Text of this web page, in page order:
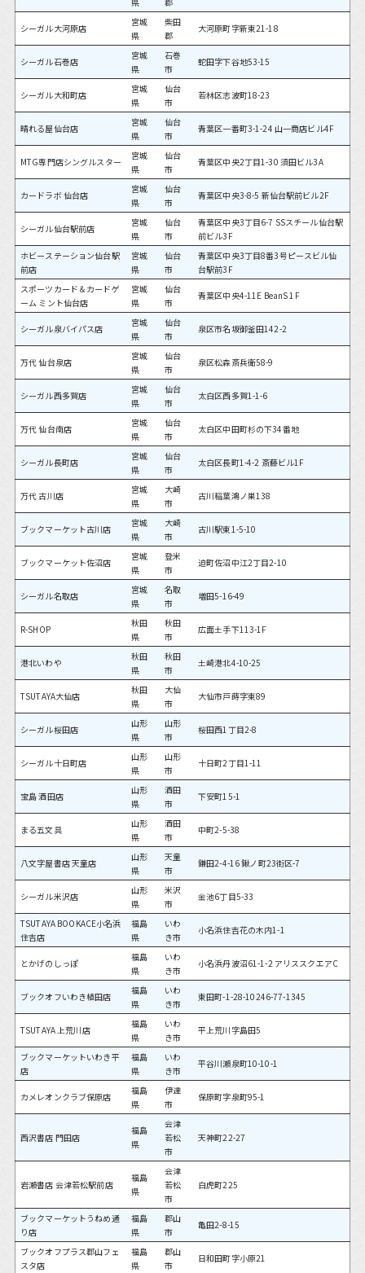
シーガル大河原店
宮城
県
柴田
郡
大河原町字新東21-18
シーガル石巻店
宮城
県
石巻
市
蛇田字下谷地53-15
シーガル大和町店
宮城
県
仙台
市
若林区志波町18-23
晴れる屋仙台店
宮城
県
仙台
市
青葉区一番町3-1-24 山一商店ビル4F
MTG専門店シングルスター
宮城
県
仙台
市
青葉区中央2丁目1-30 須田ビル3A
カードラボ 仙台店
宮城
県
仙台
市
青葉区中央3-8-5 新仙台駅前ビル2F
シーガル仙台駅前店
宮城
県
仙台
市
青葉区中央3丁目6-7 SSスチール仙台駅
前ビル3F
ホビーステーション仙台駅
前店
宮城
県
仙台
市
青葉区中央3丁目8番3号ピースビル仙
台駅前3F
スポーツカード＆カードゲ
ーム ミント仙台店
宮城
県
仙台
市
青葉区中央4-11E BeanS 1F
シーガル泉バイパス店
宮城
県
仙台
市
泉区市名坂御釜田142-2
万代 仙台泉店
宮城
県
仙台
市
泉区松森斎兵衛58-9
シーガル西多賀店
宮城
県
仙台
市
太白区西多賀1-1-6
万代 仙台南店
宮城
県
仙台
市
太白区中田町杉の下34番地
シーガル長町店
宮城
県
仙台
市
太白区長町1-4-2 斎藤ビル1F
万代 古川店
宮城
県
大崎
市
古川稲葉鴻ノ巣138
ブックマーケット古川店
宮城
県
大崎
市
古川駅東1-5-10
ブックマーケット佐沼店
宮城
県
登米
市
迫町佐沼中江2丁目2-10
シーガル名取店
宮城
県
名取
市
増田5-16-49
R-SHOP
秋田
県
秋田
市
広面土手下113-1F
港北いわや
秋田
県
秋田
市
土崎港北4-10-25
TSUTAYA大仙店
秋田
県
大仙
市
大仙市戸蒔字東89
シーガル桜田店
山形
県
山形
市
桜田西1丁目2-8
シーガル十日町店
山形
県
山形
市
十日町2丁目1-11
宝島 酒田店
山形
県
酒田
市
下安町15-1
まる五文具
山形
県
酒田
市
中町2-5-38
八文字屋書店 天童店
山形
県
天童
市
鎌田2-4-16 鍬ノ町23街区-7
シーガル米沢店
山形
県
米沢
市
金池6丁目5-33
TSUTAYA BOOKACE小名浜
住吉店
福島
県
いわ
き市
小名浜住吉花の木内1-1
とかげのしっぽ
福島
県
いわ
き市
小名浜丹波沼61-1-2 アリススクエアC
ブックオフいわき植田店
福島
県
いわ
き市
東田町-1-28-10246-77-1345
TSUTAYA 上荒川店
福島
県
いわ
き市
平上荒川字島田5
ブックマーケットいわき平
店
福島
県
いわ
き市
平谷川瀬泉町10-10-1
カメレオンクラブ保原店
福島
県
伊達
市
保原町字泉町95-1
西沢書店 門田店
福島
県
会津
若松
市
天神町22-27
岩瀬書店 会津若松駅前店
福島
県
会津
若松
市
白虎町225
ブックマーケットうねめ通
り店
福島
県
郡山
市
亀田2-8-15
ブックオフプラス郡山フェ
スタ店
福島
県
郡山
市
日和田町字小原21